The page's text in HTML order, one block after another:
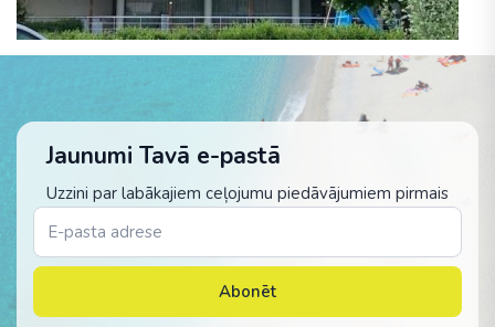
Jaunumi Tavā e-pastā
Uzzini par labākajiem ceļojumu piedāvājumiem pirmais
Abonēt